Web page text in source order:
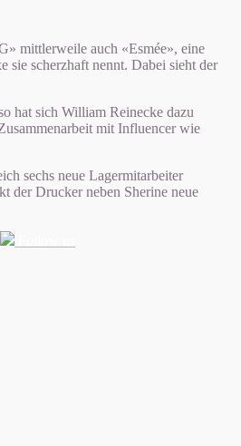
mittlerweile auch «Esmée», eine
scherzhaft nennt. Dabei sieht der
hat sich William Reinecke dazu
mit Influencer wie
sechs neue Lagermitarbeiter
der Drucker neben Sherine neue